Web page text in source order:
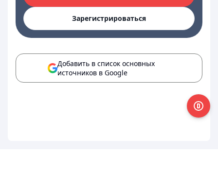
Зарегистрироваться
Добавить в список основных
источников в Google